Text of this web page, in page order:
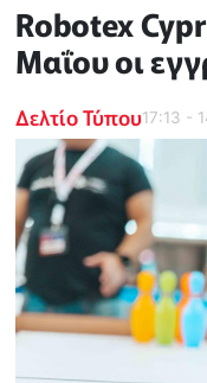
Robotex
Μαΐου οι
Δελτίο Τύπου17:13 -